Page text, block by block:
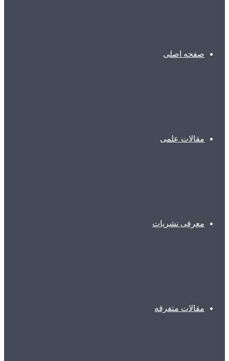
صفحه اصلی
مقالات علمی
معرفی نشریات
مقالات متفرقه